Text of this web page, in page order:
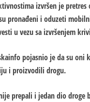
izvršen je
pronađeni i oduzeti
u vezu sa izvršenjem
pojasnio je da su oni
i proizvodili drogu.
prepali i jedan dio droge